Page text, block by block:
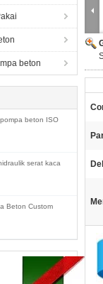
beton
beton ISO
serat kaca
Beton Custom